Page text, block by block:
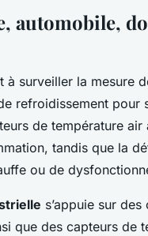
automobile,
à surveiller la mesure
refroidissement pour
de température air
tandis que la
ou de
s’appuie sur des
que des capteurs de